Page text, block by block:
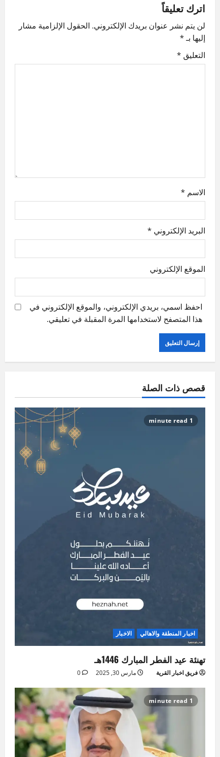
a
v
i
n
اترك تعليقاً
لن يتم نشر عنوان بريدك الإلكتروني. الحقول الإلزامية مشار
إليها بـ*
التعليق *
الاسم *
البريد الإلكتروني *
الموقع الإلكتروني
احفظ اسمي، بريدي الإلكتروني، والموقع الإلكتروني في
هذا المتصفح لاستخدامها المرة المقبلة في تعليقي.
قصص ذات الصلة
1 minute read
اخبار المنطقة والاهالي الاخبار
تهنئة عيد الفطر المبارك 1446هـ
فريق اخبار القرية مارس 30, 2025 0
1 minute read